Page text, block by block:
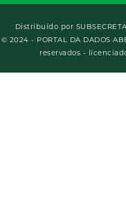
Distribuído por
© 2024 - PORTAL DA DADOS
reservados -